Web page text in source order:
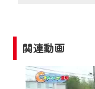
関連動画
2024年9月24
ビス向上のた
『CCNet